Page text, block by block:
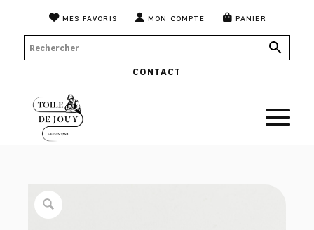
MES FAVORIS MON COMPTE PANIER
CONTACT